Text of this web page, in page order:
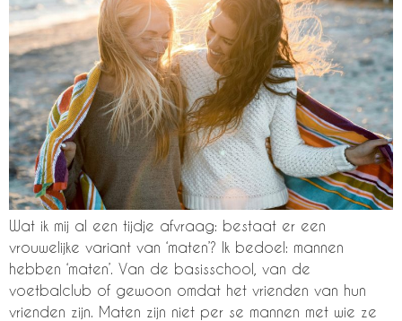
Wat ik mij al een tijdje afvraag: bestaat er een
vrouwelijke variant van ‘maten’? Ik bedoel: mannen
hebben ‘maten’. Van de basisschool, van de
voetbalclub of gewoon omdat het vrienden van hun
vrienden zijn. Maten zijn niet per se mannen met wie ze